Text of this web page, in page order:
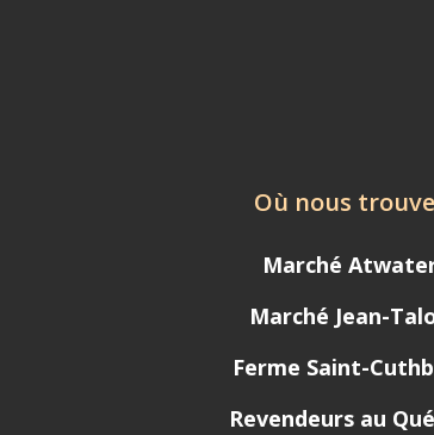
Où nous
Marché
Marché Jean-
Ferme Saint-
Revendeurs au